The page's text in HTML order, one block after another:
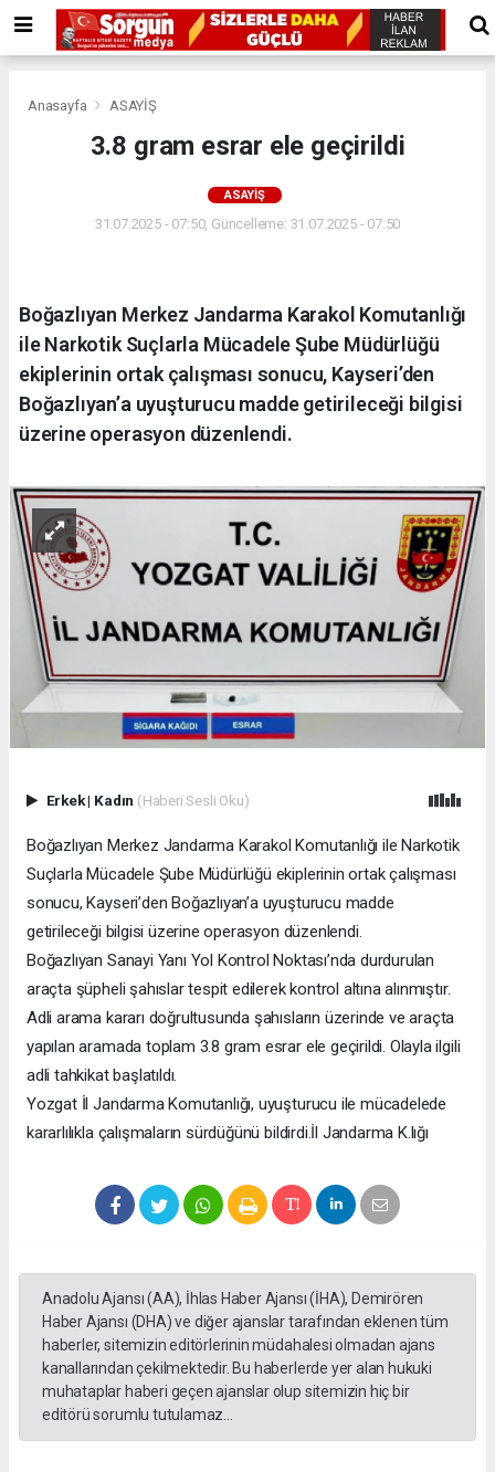
Anasayfa ASAYİŞ
3.8 gram esrar ele geçirildi
ASAYİŞ
31.07.2025 - 07:50, Güncelleme: 31.07.2025 - 07:50
Boğazlıyan Merkez Jandarma Karakol Komutanlığı
ile Narkotik Suçlarla Mücadele Şube Müdürlüğü
ekiplerinin ortak çalışması sonucu, Kayseri’den
Boğazlıyan’a uyuşturucu madde getirileceği bilgisi
üzerine operasyon düzenlendi.
Erkek| Kadın (Haberi Sesli Oku)
Boğazlıyan Merkez Jandarma Karakol Komutanlığı ile Narkotik
Suçlarla Mücadele Şube Müdürlüğü ekiplerinin ortak çalışması
sonucu, Kayseri’den Boğazlıyan’a uyuşturucu madde
getirileceği bilgisi üzerine operasyon düzenlendi.
Boğazlıyan Sanayi Yanı Yol Kontrol Noktası’nda durdurulan
araçta şüpheli şahıslar tespit edilerek kontrol altına alınmıştır.
Adli arama kararı doğrultusunda şahısların üzerinde ve araçta
yapılan aramada toplam 3.8 gram esrar ele geçirildi. Olayla ilgili
adli tahkikat başlatıldı.
Yozgat İl Jandarma Komutanlığı, uyuşturucu ile mücadelede
kararlılıkla çalışmaların sürdüğünü bildirdi.İl Jandarma K.lığı
Anadolu Ajansı (AA), İhlas Haber Ajansı (İHA), Demirören
Haber Ajansı (DHA) ve diğer ajanslar tarafından eklenen tüm
haberler, sitemizin editörlerinin müdahalesi olmadan ajans
kanallarından çekilmektedir. Bu haberlerde yer alan hukuki
muhataplar haberi geçen ajanslar olup sitemizin hiç bir
editörü sorumlu tutulamaz...